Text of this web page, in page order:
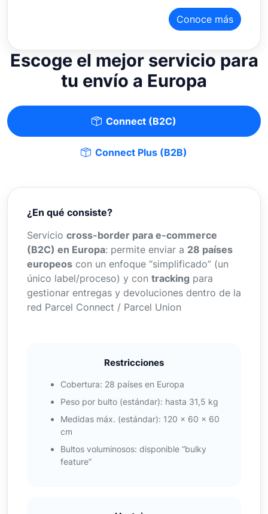
Conoce más
Escoge el mejor servicio para
tu envío a Europa
Connect (B2C)
Connect Plus (B2B)
¿En qué consiste?
Servicio cross-border para e-commerce
(B2C) en Europa: permite enviar a 28 países
europeos con un enfoque “simplificado” (un
único label/proceso) y con tracking para
gestionar entregas y devoluciones dentro de la
red Parcel Connect / Parcel Union
Restricciones
Cobertura: 28 países en Europa
Peso por bulto (estándar): hasta 31,5 kg
Medidas máx. (estándar): 120 × 60 × 60
cm
Bultos voluminosos: disponible “bulky
feature”